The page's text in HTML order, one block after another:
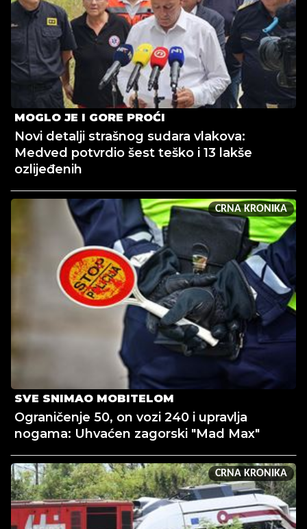
MOGLO JE I GORE PROĆI
Novi detalji strašnog sudara vlakova:
Medved potvrdio šest teško i 13 lakše
ozlijeđenih
CRNA KRONIKA
SVE SNIMAO MOBITELOM
Ograničenje 50, on vozi 240 i upravlja
nogama: Uhvaćen zagorski "Mad Max"
CRNA KRONIKA